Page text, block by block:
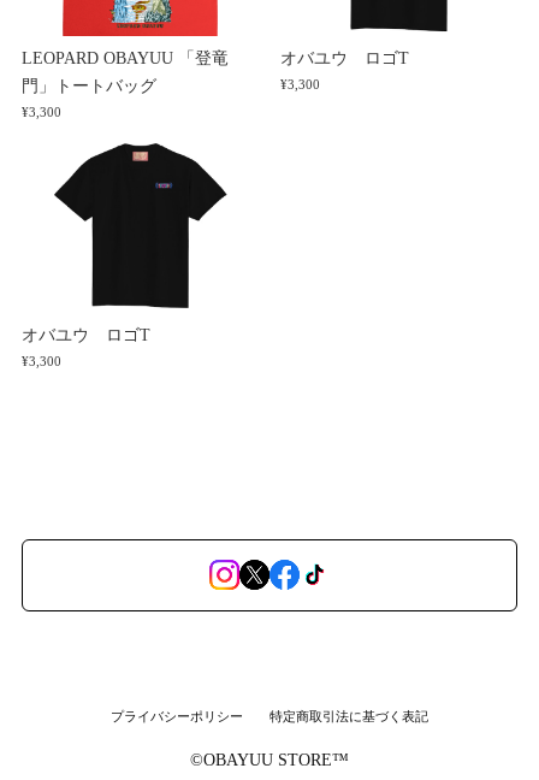
LEOPARD OBAYUU 「登竜
門」トートバッグ
¥3,300
オバユウ ロゴT
¥3,300
オバユウ ロゴT
¥3,300
プライバシーポリシー 特定商取引法に基づく表記
©︎OBAYUU STORE™︎